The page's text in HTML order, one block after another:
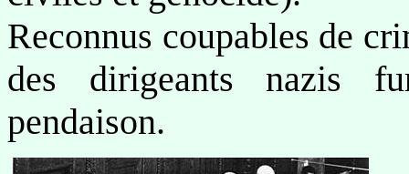
Reconnus coupables de
des dirigeants nazis
pendaison.